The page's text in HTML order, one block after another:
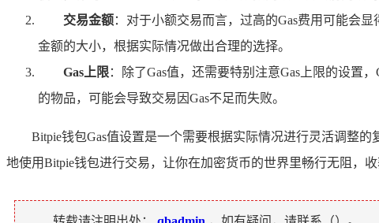
交易金额：对于小额交易而言，过高的Gas费用可能会
金额的大小，根据实际情况做出合理的选择。
Gas上限：除了Gas值，还需要特别注意Gas上限的设置
的物品，可能会导致交易因Gas不足而失败。
Bitpie钱包Gas值设置是一个需要根据实际情况进行灵活调整
地使用Bitpie钱包进行交易，让你在加密货币的世界里畅行无阻，收